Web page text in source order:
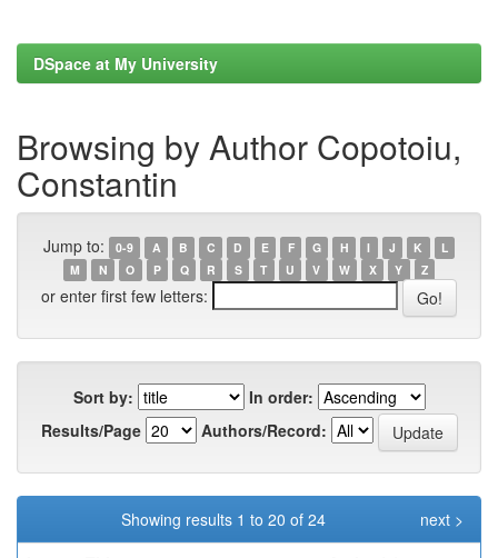
DSpace at My University
Browsing by Author Copotoiu,
Constantin
Jump to: 0-9 A B C D E F G H I J K
L
M
N O P Q R S T U V W X Y Z
or enter first few letters:
Sort by:
In order:
Results/Page
Authors/Record:
Showing results 1 to 20 of 24
next >